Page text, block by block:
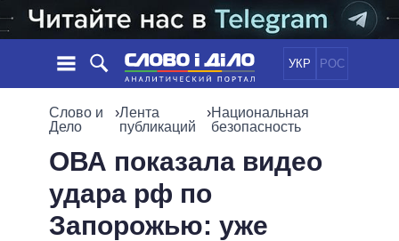
УКР РОС
НОВОСТИ
ЛЕНТА
СТАТЬИ
МНЕНИЯ
ЭКОНОМИКА
МИР
ПОЛИТИКИ
ВСЕ ПОЛИТИКИИНФОГРАФИКА
Слово и
Дело
›Лента
публикаций
›Национальная
безопасность
ОВА показала видео
удара рф по
Запорожью: уже